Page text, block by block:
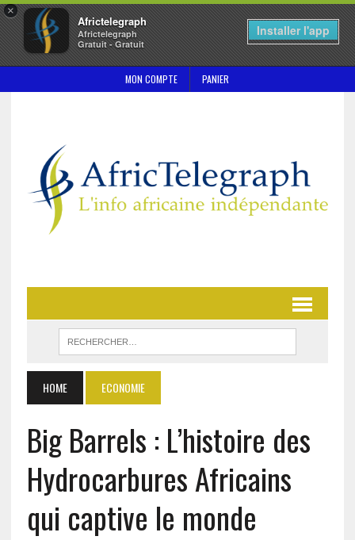
×
Africtelegraph
Africtelegraph
Gratuit - Gratuit
Installer l'app
MON COMPTE PANIER
HOME ECONOMIE
Big Barrels : L’histoire des
Hydrocarbures Africains
qui captive le monde